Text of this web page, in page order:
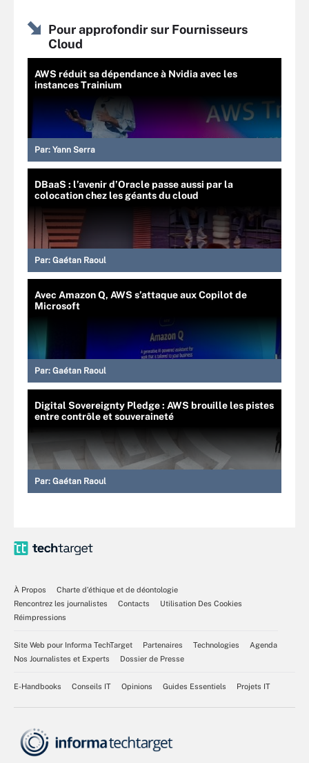
Pour approfondir sur Fournisseurs
Cloud
AWS réduit sa dépendance à Nvidia avec les
instances Trainium
Par: Yann Serra
DBaaS : l’avenir d’Oracle passe aussi par la
colocation chez les géants du cloud
Par: Gaétan Raoul
Avec Amazon Q, AWS s’attaque aux Copilot de
Microsoft
Par: Gaétan Raoul
Digital Sovereignty Pledge : AWS brouille les pistes
entre contrôle et souveraineté
Par: Gaétan Raoul
À Propos
Charte d’éthique et de déontologie
Rencontrez les journalistes
Contacts
Utilisation Des Cookies
Réimpressions
Site Web pour Informa TechTarget Partenaires Technologies
Agenda
Nos Journalistes et Experts
Dossier de Presse
E-Handbooks Conseils IT Opinions Guides Essentiels Projets IT